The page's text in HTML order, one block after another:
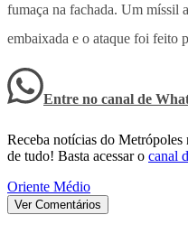
fumaça na fachada. Um míssil
embaixada e o ataque foi feito
Entre no canal de
Receba notícias do
de tudo! Basta acessar o canal
Oriente Médio
Ver Comentários